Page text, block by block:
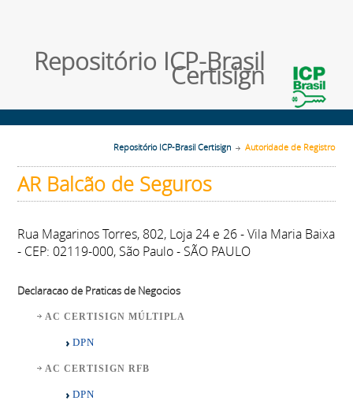
Repositório ICP-Brasil
Certisign
Repositório ICP-Brasil Certisign Autoridade de Registro
AR Balcão de Seguros
Rua Magarinos Torres, 802, Loja 24 e 26 - Vila Maria Baixa
- CEP: 02119-000, São Paulo - SÃO PAULO
Declaracao de Praticas de Negocios
AC CERTISIGN MÚLTIPLA
DPN
AC CERTISIGN RFB
DPN